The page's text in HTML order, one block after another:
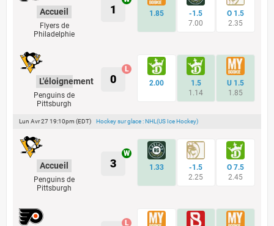
Accueil
Flyers de
Philadelphie
L'éloignement
Penguins de
Pittsburgh
1
0
1.85
-1.5
7.00
O 1.5
2.35
2.00
1.5
1.14
U 1.5
1.85
Lun Avr 27 19:10pm (EDT) Hockey sur glace : NHL(US Ice Hockey)
Accueil
Penguins de
Pittsburgh
3 1.33
-1.5
2.25
O 7.5
2.45